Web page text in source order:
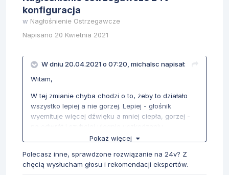
konfiguracja
w Nagłośnienie Ostrzegawcze
Napisano 20 Kwietnia 2021
W dniu 20.04.2021 o 07:20, michalsc napisał:
Witam,
W tej zmianie chyba chodzi o to, żeby to działało
wszystko lepiej a nie gorzej. Lepiej - głośnik
wyemituje więcej dźwięku a mniej ciepła, gorzej -
Jeśli koniecznie chcesz iść w federalowskie
produkty to osobiście wolałbym zamontować PA300
- ma lepiej dobrane pasma i nieco lepiej to będzie
Pokaż więcej
Polecasz inne, sprawdzone rozwiązanie na 24v? Z
chęcią wysłucham głosu i rekomendacji ekspertów.